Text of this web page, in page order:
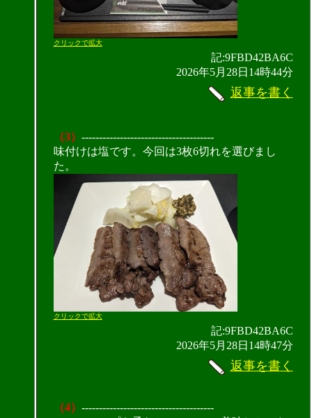
クリックで拡大
記:9FBD42BA6C
2026年5月28日14時44分
返事を書く
（3） --------------------------------------
味付けは塩です。今回は3枚6切れを選びまし
た。
クリックで拡大
記:9FBD42BA6C
2026年5月28日14時47分
返事を書く
（4） --------------------------------------